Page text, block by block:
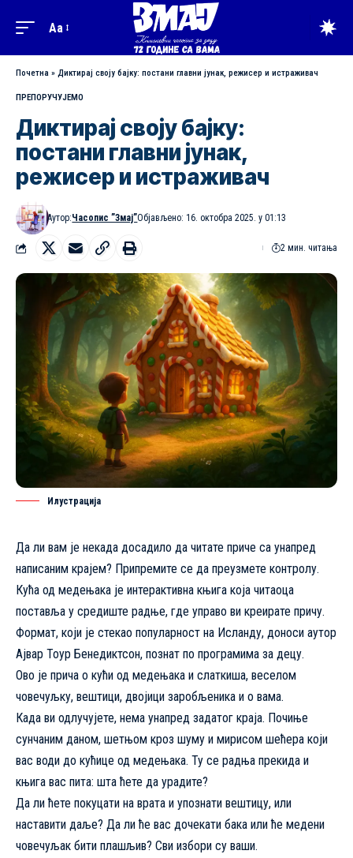
Aa
Почетна » Диктирај своју бајку: постани главни јунак, режисер и истраживач
ПРЕПОРУЧУЈЕМО
Диктирај своју бајку:
постани главни јунак,
режисер и истраживач
Аутор:Часопис ”Змај”Објављено: 16. октобра 2025. у 01:13
2 мин. читања
Илустрација
Да ли вам је некада досадило да читате приче са унапред
написаним крајем? Припремите се да преузмете контролу.
Кућа од медењака је интерактивна књига која читаоца
поставља у средиште радње, где управо ви креирате причу.
Формат, који је стекао популарност на Исланду, доноси аутор
Ајвар Тоур Бенедиктсон, познат по програмима за децу.
Ово је прича о кући од медењака и слаткиша, веселом
човечуљку, вештици, двојици заробљеника и о вама.
Када ви одлучујете, нема унапред задатог краја. Почиње
сунчаним даном, шетњом кроз шуму и мирисом шећера који
вас води до кућице од медењака. Ту се радња прекида и
књига вас пита: шта ћете да урадите?
Да ли ћете покуцати на врата и упознати вештицу, или
наставити даље? Да ли ће вас дочекати бака или ће медени
човечуљак бити плашљив? Сви избори су ваши.